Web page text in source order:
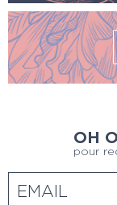
OH
pour